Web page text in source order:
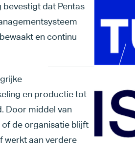
dat Pentas
en continu
en productie tot
Door middel van
de organisatie blijft
werkt aan verdere